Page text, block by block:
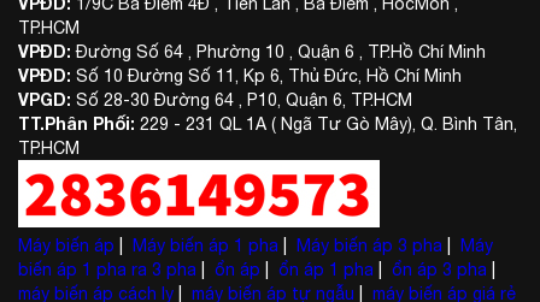
TP.HCM
VPĐD: Đường Số 64 , Phường 10 , Quận 6 , TP.Hồ Chí Minh
VPĐD: Số 10 Đường Số 11, Kp 6, Thủ Đức, Hồ Chí Minh
VPGD: Số 28-30 Đường 64 , P10, Quận 6, TP.HCM
TT.Phân Phối: 229 - 231 QL 1A ( Ngã Tư Gò Mây), Q. Bình Tân,
TP.HCM
Máy biến áp Máy biến áp 1 pha Máy biến áp 3 pha
Máy
biến áp 1 pha ra 3 pha
ổn áp ổn áp 1 pha ổn áp 3 pha
máy biến áp cách ly
máy biến áp tự ngẫu máy biến áp giá rẻ